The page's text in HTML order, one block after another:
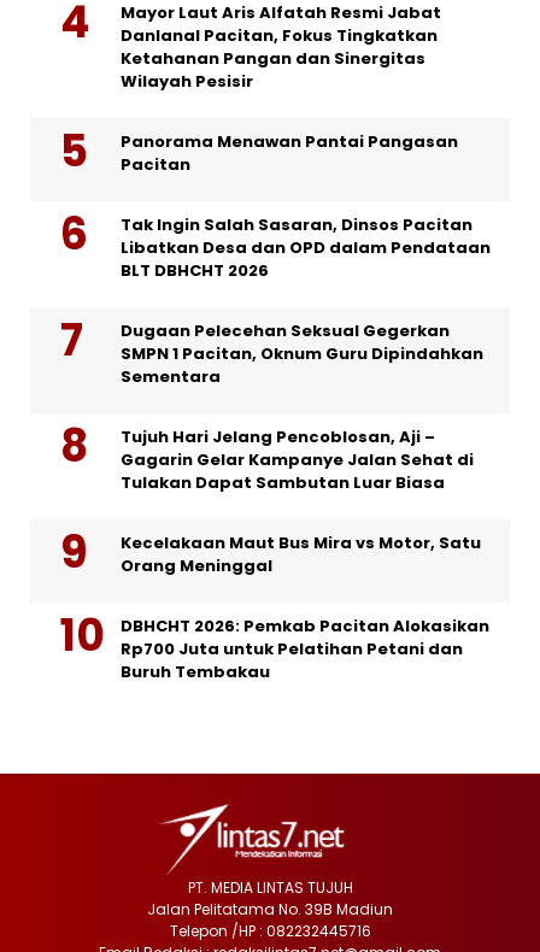
Mayor Laut Aris Alfatah Resmi Jabat
Danlanal Pacitan, Fokus Tingkatkan
Ketahanan Pangan dan Sinergitas
Wilayah Pesisir
Panorama Menawan Pantai Pangasan
Pacitan
Tak Ingin Salah Sasaran, Dinsos Pacitan
Libatkan Desa dan OPD dalam Pendataan
BLT DBHCHT 2026
Dugaan Pelecehan Seksual Gegerkan
SMPN 1 Pacitan, Oknum Guru Dipindahkan
Sementara
Tujuh Hari Jelang Pencoblosan, Aji –
Gagarin Gelar Kampanye Jalan Sehat di
Tulakan Dapat Sambutan Luar Biasa
Kecelakaan Maut Bus Mira vs Motor, Satu
Orang Meninggal
DBHCHT 2026: Pemkab Pacitan Alokasikan
Rp700 Juta untuk Pelatihan Petani dan
Buruh Tembakau
PT. MEDIA LINTAS TUJUH
Jalan Pelitatama No. 39B Madiun
Telepon /HP : 082232445716